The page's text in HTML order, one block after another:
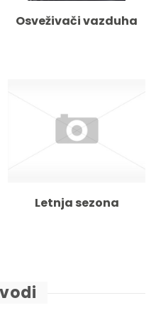
Osveživači vazduha
Letnja sezona